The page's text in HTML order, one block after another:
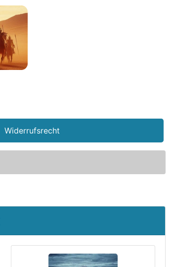
Widerrufsrecht